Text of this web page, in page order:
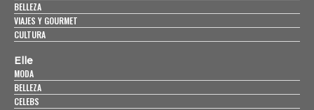
BELLEZA
VIAJES Y GOURMET
CULTURA
Elle
MODA
BELLEZA
CELEBS